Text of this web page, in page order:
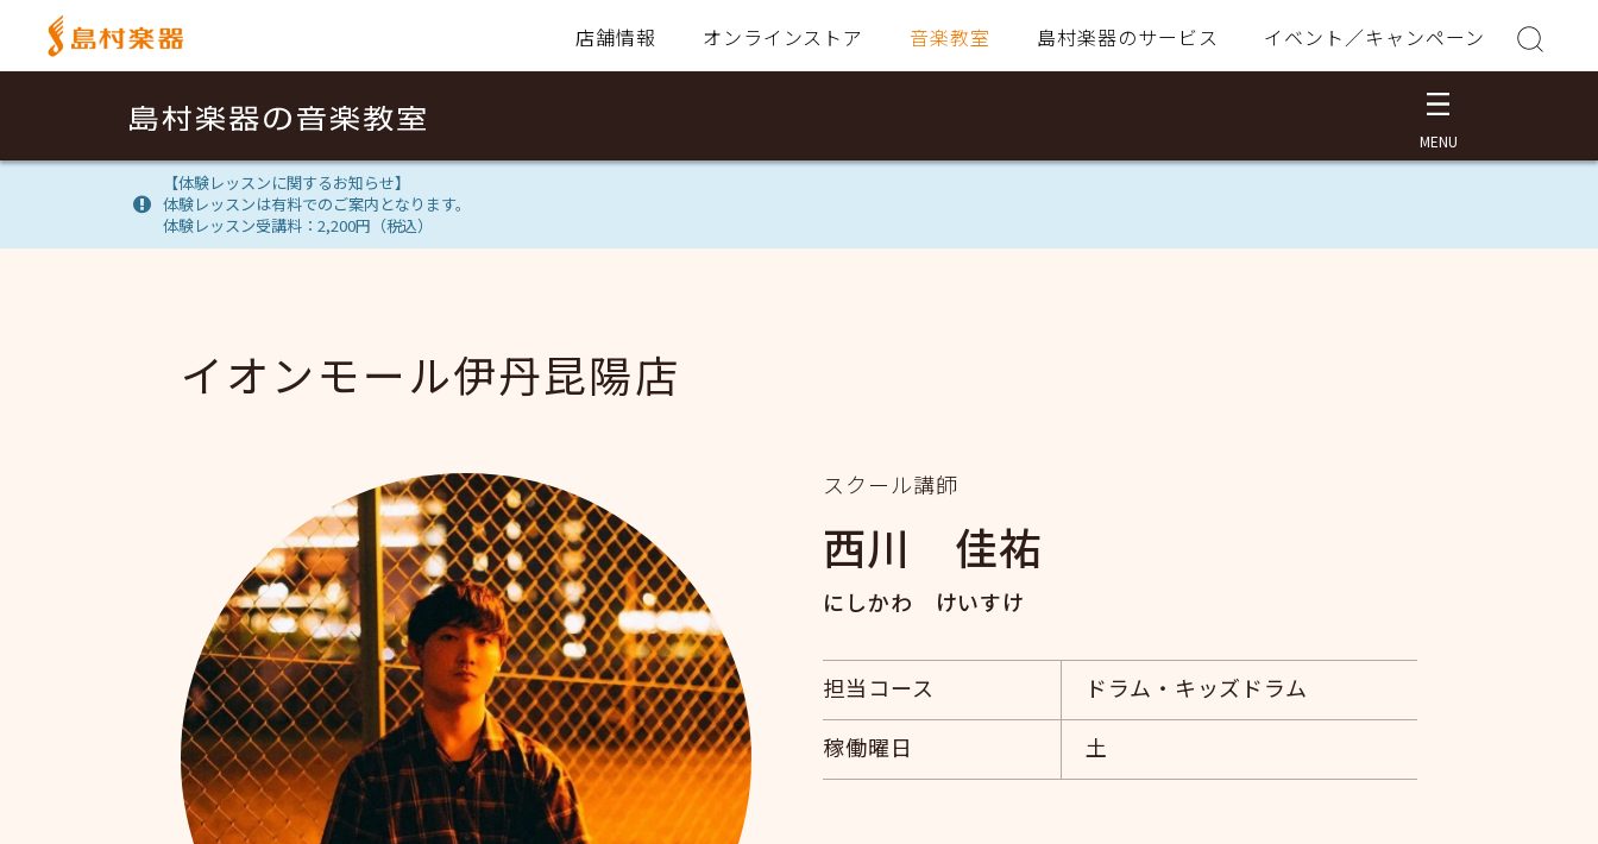
店舗情報 オンラインストア 音楽教室 島村楽器のサービス イベント／キャンペーン
【体験レッスンに関するお知らせ】
体験レッスンは有料でのご案内となります。
体験レッスン受講料：2,200円（税込）
イオンモール伊丹昆陽店
スクール講師
西川 佳祐
にしかわ けいすけ
担当コース
ドラム・キッズドラム
稼働曜日
土